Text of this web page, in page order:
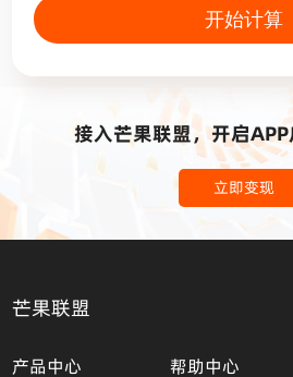
开始计算
接入芒果联盟，开启
立即变现
芒果联盟
产品中心 帮助中心